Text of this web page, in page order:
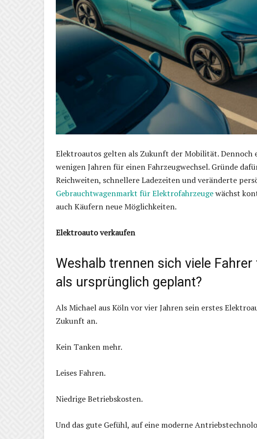
Elektroautos gelten als Zukunft der Mobilität. Dennoch
wenigen Jahren für einen Fahrzeugwechsel. Gründe
Reichweiten, schnellere Ladezeiten und veränderte
Gebrauchtwagenmarkt für Elektrofahrzeugewächst
auch Käufern neue Möglichkeiten.
Elektroauto verkaufen
Weshalb trennen sich viele
als ursprünglich geplant?
Als Michael aus Köln vor vier Jahren sein erstes
Zukunft an.
Kein Tanken mehr.
Leises Fahren.
Niedrige Betriebskosten.
Und das gute Gefühl, auf eine moderne